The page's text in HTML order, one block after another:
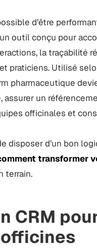
d’être
outil conçu pour
la traçabilité
praticiens. Utilisé
pharmaceutique
assurer un
officinales et
disposer d’un bon
transformer
terrain.
CRM